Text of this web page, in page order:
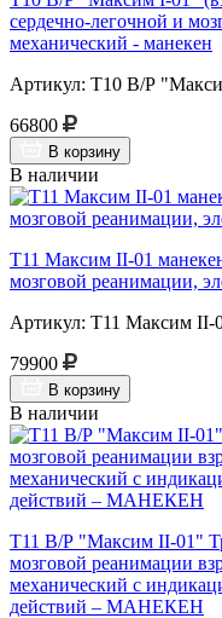
сердечно-легочной и
механический - манекен
Артикул: Т10 В/Р
66800
В корзину
В наличии
Т11 Максим II-01
мозговой реанимации,
Артикул: Т11 Максим II-
79900
В корзину
В наличии
Т11 В/Р "Максим II-01"
мозговой реанимации
механический с
действий – МАНЕКЕН